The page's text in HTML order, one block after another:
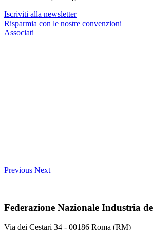
Iscriviti alla newsletter
Risparmia con le nostre convenzioni
Associati
Previous Next
Federazione Nazionale Industria
Via dei Cestari 34 - 00186 Roma (RM)